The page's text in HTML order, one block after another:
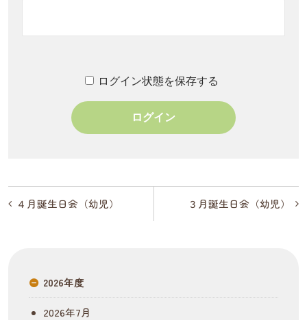
ログイン状態を保存する
投
３月誕生日会（幼児）
４月誕生日会（幼児）
2026年度
2026年7月